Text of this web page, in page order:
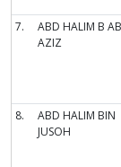
7.
ABD HALIM B
AZIZ
8.
ABD HALIM BIN
JUSOH